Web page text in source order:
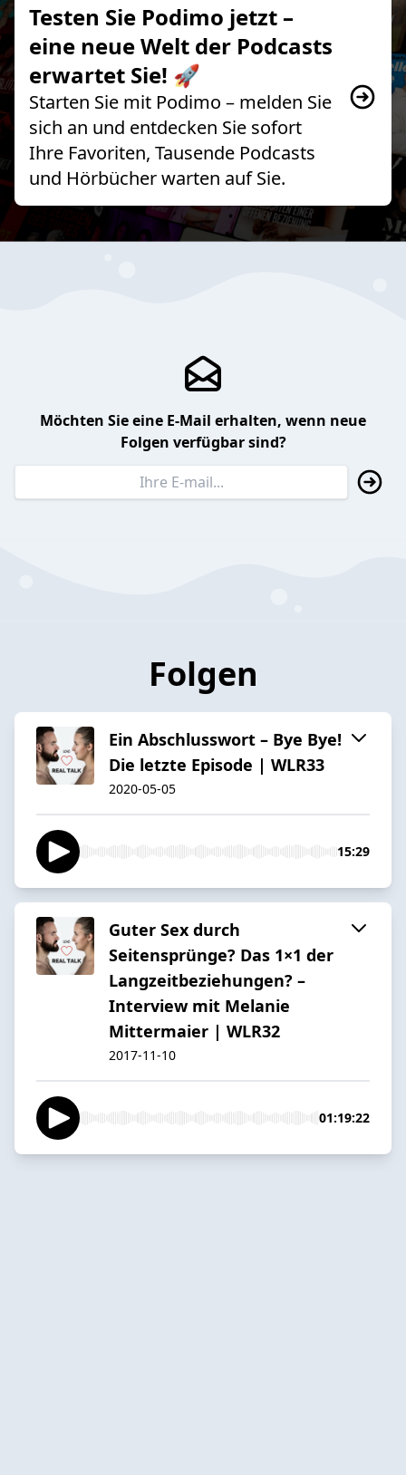
Testen Sie Podimo jetzt –
eine neue Welt der Podcasts
erwartet Sie! 🚀
Starten Sie mit Podimo – melden Sie
sich an und entdecken Sie sofort
Ihre Favoriten, Tausende Podcasts
und Hörbücher warten auf Sie.
Möchten Sie eine E-Mail erhalten, wenn neue
Folgen verfügbar sind?
Folgen
Ein Abschlusswort – Bye Bye!
Die letzte Episode | WLR33
2020-05-05
15:29
Guter Sex durch
Seitensprünge? Das 1×1 der
Langzeitbeziehungen? –
Interview mit Melanie
Mittermaier | WLR32
2017-11-10
01:19:22